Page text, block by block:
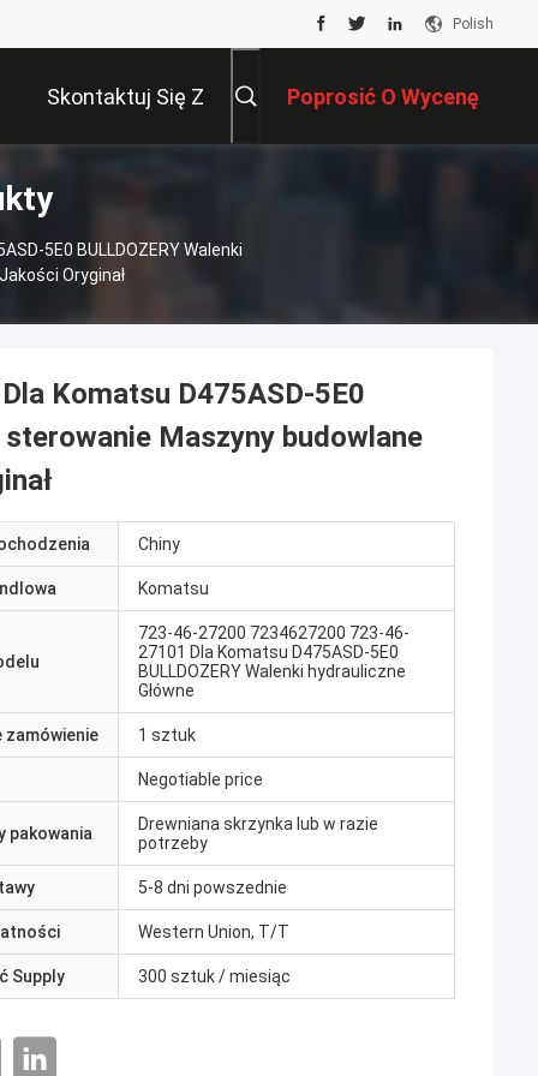
Polish
Skontaktuj Się Z Poprosić O Wycenę
5E0 BULLDOZERY Walenki
Oryginał
Komatsu D475ASD-5E0
sterowanie Maszyny budowlane
Chiny
Komatsu
723-46-27200 7234627200 723-46-
27101 Dla Komatsu D475ASD-5E0
BULLDOZERY Walenki hydrauliczne
Główne
zamówienie 1 sztuk
Negotiable price
pakowania
Drewniana skrzynka lub w razie
potrzeby
5-8 dni powszednie
Western Union, T/T
Supply 300 sztuk / miesiąc